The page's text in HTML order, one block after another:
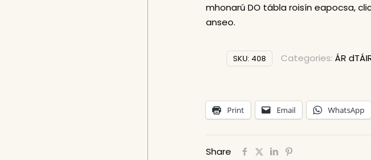
mhonarú DO tábla roisín eapocsa,
anseo.
SKU: 408 Categories:ÁR
Print Email WhatsApp
Share